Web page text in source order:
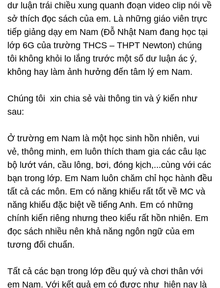
dư luận trái chiều xung quanh đoạn video clip nói về
sở thích đọc sách của em. Là những giáo viên trực
tiếp giảng dạy em Nam (Đỗ Nhật Nam đang học tại
lớp 6G của trường THCS – THPT Newton) chúng
tôi không khỏi lo lắng trước một số dư luận ác ý,
không hay làm ảnh hưởng đến tâm lý em Nam.
Chúng tôi xin chia sẻ vài thông tin và ý kiến như
sau:
Ở trường em Nam là một học sinh hồn nhiên, vui
vẻ, thông minh, em luôn thích tham gia các câu lạc
bộ lướt ván, cầu lông, bơi, đóng kịch,...cùng với các
bạn trong lớp. Em Nam luôn chăm chỉ học hành đều
tất cả các môn. Em có năng khiếu rất tốt về MC và
năng khiếu đặc biệt về tiếng Anh. Em có những
chính kiến riêng nhưng theo kiểu rất hồn nhiên. Em
đọc sách nhiều nên khả năng ngôn ngữ của em
tương đối chuẩn.
Tất cả các bạn trong lớp đều quý và chơi thân với
em Nam. Với kết quả em có được như hiện nay là